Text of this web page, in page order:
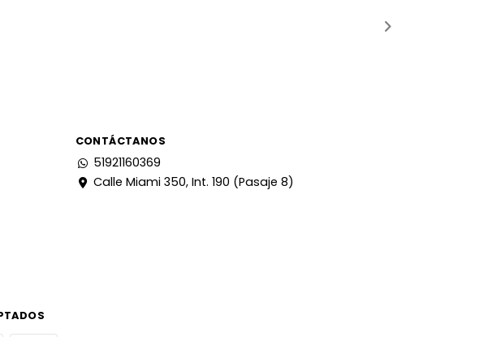
CONTÁCTANOS
51921160369
Calle Miami 350, Int. 190 (Pasaje 8)